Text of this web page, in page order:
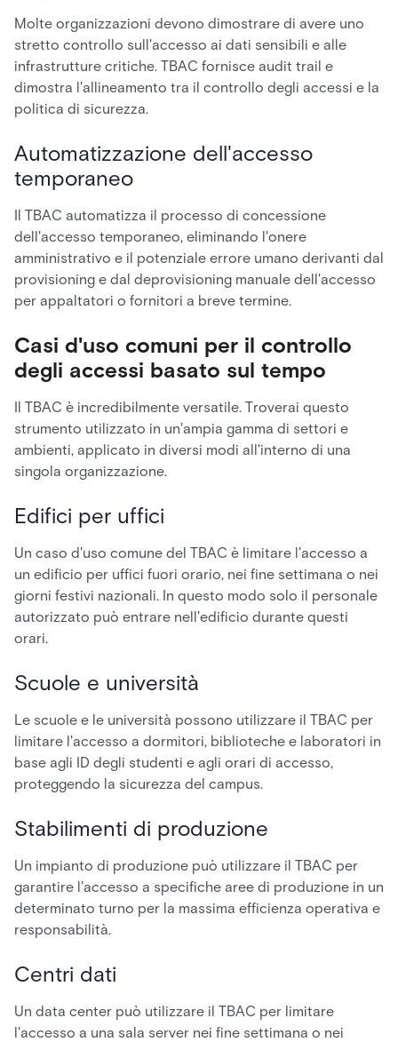
Molte organizzazioni devono dimostrare di avere uno
stretto controllo sull'accesso ai dati sensibili e alle
infrastrutture critiche. TBAC fornisce audit trail e
dimostra l'allineamento tra il controllo degli accessi e la
politica di sicurezza.
Automatizzazione dell'accesso
temporaneo
Il TBAC automatizza il processo di concessione
dell'accesso temporaneo, eliminando l'onere
amministrativo e il potenziale errore umano derivanti dal
provisioning e dal deprovisioning manuale dell'accesso
per appaltatori o fornitori a breve termine.
Casi d'uso comuni per il controllo
degli accessi basato sul tempo
Il TBAC è incredibilmente versatile. Troverai questo
strumento utilizzato in un'ampia gamma di settori e
ambienti, applicato in diversi modi all'interno di una
singola organizzazione.
Edifici per uffici
Un caso d'uso comune del TBAC è limitare l'accesso a
un edificio per uffici fuori orario, nei fine settimana o nei
giorni festivi nazionali. In questo modo solo il personale
autorizzato può entrare nell'edificio durante questi
orari.
Scuole e università
Le scuole e le università possono utilizzare il TBAC per
limitare l'accesso a dormitori, biblioteche e laboratori in
base agli ID degli studenti e agli orari di accesso,
proteggendo la sicurezza del campus.
Stabilimenti di produzione
Un impianto di produzione può utilizzare il TBAC per
garantire l'accesso a specifiche aree di produzione in un
determinato turno per la massima efficienza operativa e
responsabilità.
Centri dati
Un data center può utilizzare il TBAC per limitare
l'accesso a una sala server nei fine settimana o nei